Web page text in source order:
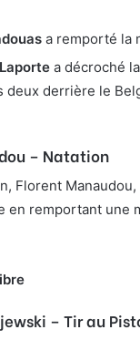
a remporté la
a décroché
deux derrière le
– Natation
Florent
en remportant une
– Tir au